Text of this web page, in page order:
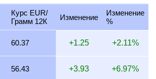
1,776.31 57.11 57,108.42 666.12
1,770.19 56.91 56,911.59 663.82
1,779.75 57,219.06 667.41
Курс EUR/
Грамм 12К
Изменение
Изменение
%
60.37 +1.25 +2.11%
56.43 +3.93 +6.97%